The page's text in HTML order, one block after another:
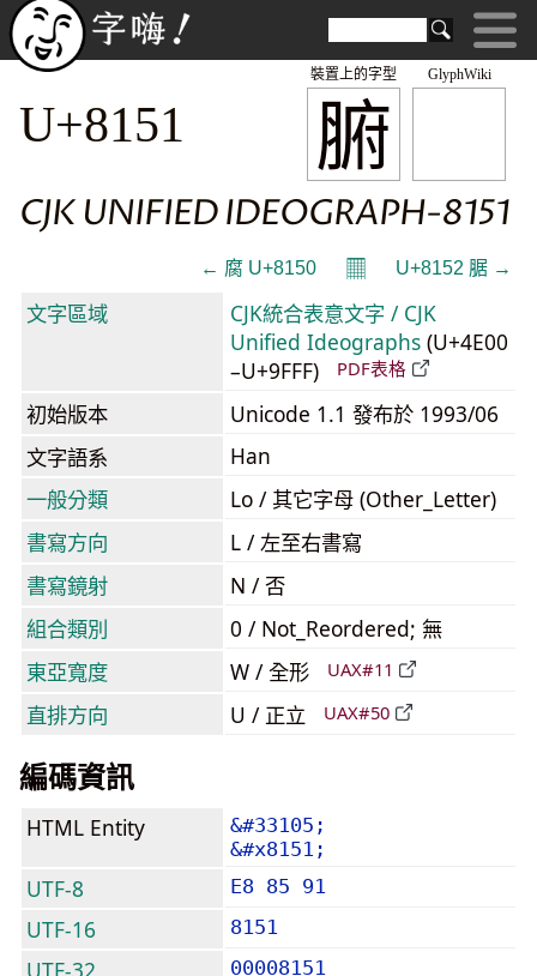
GlyphWiki
腑
裝置上的字型
U+8151
CJK UNIFIED IDEOGRAPH-8151
← 腐 U+8150 𝄜 U+8152 腒 →
文字區域
CJK統合表意文字 / CJK
Unified Ideographs (U+4E00
–U+9FFF)
PDF表格
初始版本
Unicode 1.1 發布於 1993/06
文字語系
Han
一般分類
Lo / 其它字母 (Other_Letter)
書寫方向
L / 左至右書寫
書寫鏡射
N / 否
組合類別
0 / Not_Reordered; 無
東亞寬度
W / 全形 UAX#11
直排方向 U / 正立 UAX#50
編碼資訊
HTML Entity
&#33105;
&#x8151;
UTF-8 E8 85 91
UTF-16 8151
UTF-32 00008151